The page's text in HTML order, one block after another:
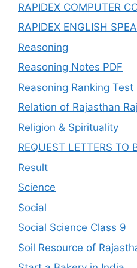
RAPIDEX COMPUTER
RAPIDEX ENGLISH
Reasoning
Reasoning Notes PDF
Reasoning Ranking Test
Relation of Rajasthan
Religion & Spirituality
REQUEST LETTERS TO
Result
Science
Social
Social Science Class 9
Soil Resource of